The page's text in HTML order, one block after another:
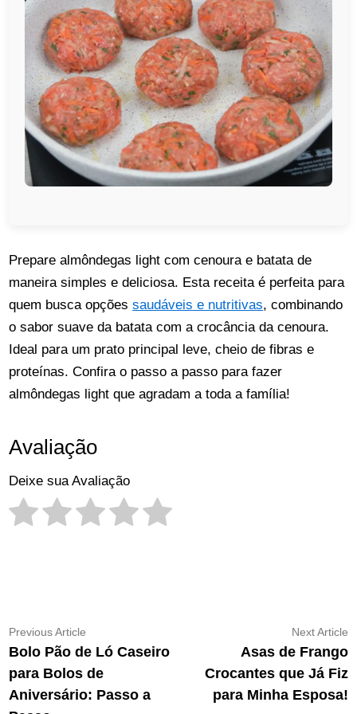
Prepare almôndegas light com cenoura e batata de
maneira simples e deliciosa. Esta receita é perfeita para
quem busca opçõessaudáveis e nutritivas, combinando
o sabor suave da batata com a crocância da cenoura.
Ideal para um prato principal leve, cheio de fibras e
proteínas. Confira o passo a passo para fazer
almôndegas light que agradam a toda a família!
Avaliação
Deixe sua Avaliação
Navegação
de
Post
Previous Article
article:
Bolo Pão de Ló Caseiro
para Bolos de
Aniversário: Passo a
Next Article
Asas de Frango
Crocantes que Já Fiz
para Minha Esposa!